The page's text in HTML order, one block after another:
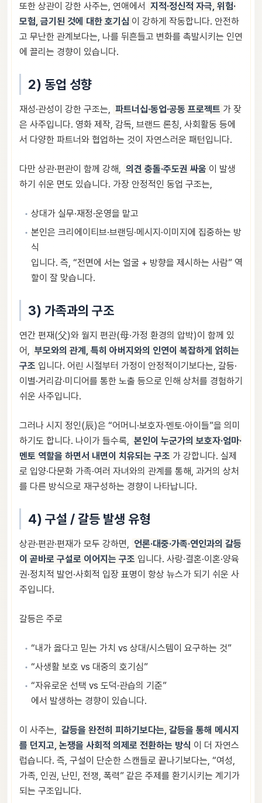
또한 상관이 강한 사주는, 연애에서 지적·정신적 자극, 위험·
모험, 금기된 것에 대한 호기심 이 강하게 작동합니다. 안전하
고 무난한 관계보다는, 나를 뒤흔들고 변화를 촉발시키는 인연
에 끌리는 경향이 있습니다.
2) 동업 성향
재성·관성이 강한 구조는, 파트너십·동업·공동 프로젝트 가 잦
은 사주입니다. 영화 제작, 감독, 브랜드 론칭, 사회활동 등에
서 다양한 파트너와 협업하는 것이 자연스러운 패턴입니다.
다만 상관·편관이 함께 강해, 의견 충돌·주도권 싸움 이 발생
하기 쉬운 면도 있습니다. 가장 안정적인 동업 구조는,
상대가 실무·재정·운영을 맡고
본인은 크리에이티브·브랜딩·메시지·이미지에 집중하는 방
식
입니다. 즉, “전면에 서는 얼굴 + 방향을 제시하는 사람” 역
할이 잘 맞습니다.
3) 가족과의 구조
연간 편재(父)와 월지 편관(母·가정 환경의 압박)이 함께 있
어, 부모와의 관계, 특히 아버지와의 인연이 복잡하게 얽히는
구조 입니다. 어린 시절부터 가정이 안정적이기보다는, 갈등·
이별·거리감·미디어를 통한 노출 등으로 인해 상처를 경험하기
쉬운 사주입니다.
그러나 시지 정인(辰)은 “어머니·보호자·멘토·아이들”을 의미
하기도 합니다. 나이가 들수록, 본인이 누군가의 보호자·엄마·
멘토 역할을 하면서 내면이 치유되는 구조 가 강합니다. 실제
로 입양·다문화 가족·여러 자녀와의 관계를 통해, 과거의 상처
를 다른 방식으로 재구성하는 경향이 나타납니다.
4) 구설 / 갈등 발생 유형
상관·편관·편재가 모두 강하면, 언론·대중·가족·연인과의 갈등
이 곧바로 구설로 이어지는 구조 입니다. 사랑·결혼·이혼·양육
권·정치적 발언·사회적 입장 표명이 항상 뉴스가 되기 쉬운 사
주입니다.
갈등은 주로
“내가 옳다고 믿는 가치 vs 상대/시스템이 요구하는 것”
“사생활 보호 vs 대중의 호기심”
“자유로운 선택 vs 도덕·관습의 기준”
에서 발생하는 경향이 있습니다.
이 사주는, 갈등을 완전히 피하기보다는, 갈등을 통해 메시지
를 던지고, 논쟁을 사회적 의제로 전환하는 방식 이 더 자연스
럽습니다. 즉, 구설이 단순한 스캔들로 끝나기보다는, “여성,
가족, 인권, 난민, 전쟁, 폭력” 같은 주제를 환기시키는 계기가
되는 구조입니다.